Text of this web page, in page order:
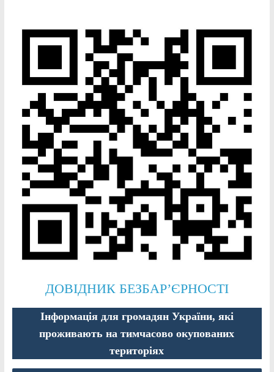
ДОВІДНИК БЕЗБАР’ЄРНОСТІ
Інформація для громадян України, які
проживають на тимчасово окупованих
територіях